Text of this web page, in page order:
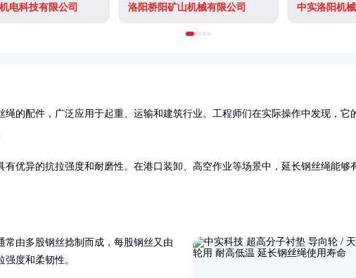
电科技有限公司 洛阳桥阳矿山机械有限公司 中实洛阳机
绳的配件，广泛应用于起重、运输和建筑行业。工程师们在实际操作中发现，它
优异的抗拉强度和耐磨性。在港口装卸、高空作业等场景中，延长钢丝绳能够
常由多股钢丝捻制而成，每股钢丝又由
度和柔韧性。